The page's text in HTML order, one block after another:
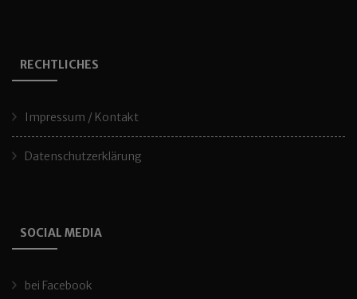
RECHTLICHES
Impressum / Kontakt
Datenschutzerklärung
SOCIAL MEDIA
bei Facebook